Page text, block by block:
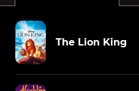
The Lion King